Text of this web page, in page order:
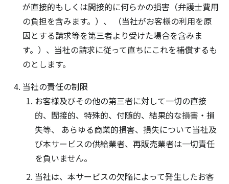
が直接的もしくは間接的に何らかの損害（弁護士費用
の負担を含みます。）、 （当社がお客様の利用を原
因とする請求等を第三者より受けた場合を含みま
す。）、当社の請求に従って直ちにこれを補償するも
のとします。
当社の責任の制限
お客様及びその他の第三者に対して一切の直接
的、間接的、特殊的、付随的、結果的な損害・損
失等、 あらゆる商業的損害、損失について当社及
び本サービスの供給業者、再販売業者は一切責任
を負いません。
当社は、本サービスの欠陥によって発生したお客